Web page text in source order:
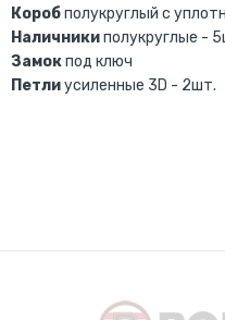
Коробполукруглый с
Наличникиполукруглые -
Замокпод ключ
Петлиусиленные 3D - 2шт.